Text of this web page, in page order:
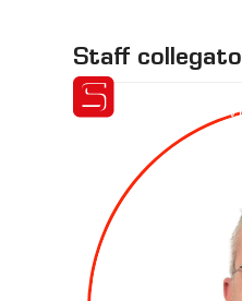
Staff collegato